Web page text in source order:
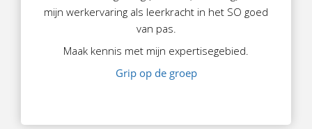
mijn werkervaring als leerkracht in het SO goed
van pas.
Maak kennis met mijn expertisegebied.
Grip op de groep